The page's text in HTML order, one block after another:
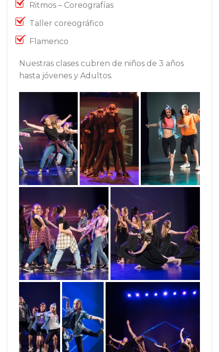
Ritmos – Coreografías
Taller coreográfico
Flamenco
Nuestras clases cubren de niños de 3 años
hasta jóvenes y Adultos.